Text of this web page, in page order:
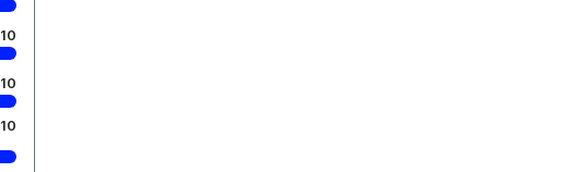
10
10
10